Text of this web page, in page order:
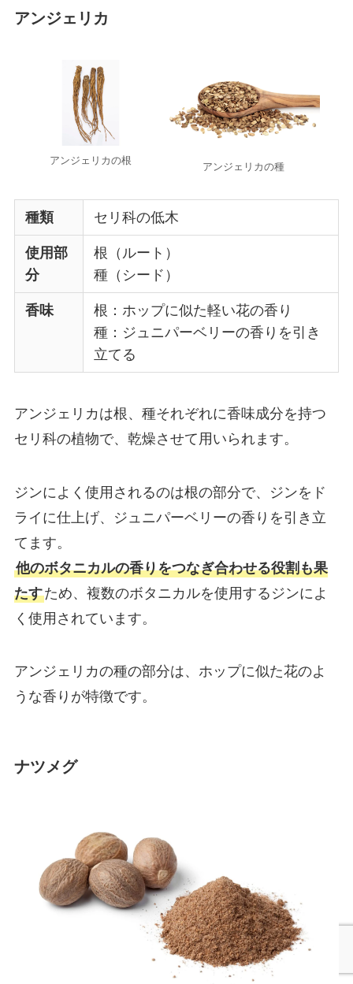
アンジェリカ
アンジェリカの根
アンジェリカの種
種類 セリ科の低木
使用部
分
根（ルート）
種（シード）
香味
根：ホップに似た軽い花の香り
種：ジュニパーベリーの香りを引き
立てる
アンジェリカは根、種それぞれに香味成分を持つ
セリ科の植物で、乾燥させて用いられます。
ジンによく使用されるのは根の部分で、ジンをド
ライに仕上げ、ジュニパーベリーの香りを引き立
てます。
他のボタニカルの香りをつなぎ合わせる役割も果
たすため、複数のボタニカルを使用するジンによ
く使用されています。
アンジェリカの種の部分は、ホップに似た花のよ
うな香りが特徴です。
ナツメグ